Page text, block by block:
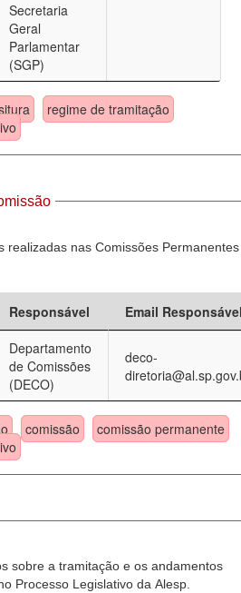
Secretaria
Geral
Parlamentar
(SGP)
regime de tramitação
realizadas nas Comissões
Responsável
Email
Departamento
de Comissões
(DECO)
deco-
comissão
comissão permanente
sobre a tramitação e os andamentos
Processo Legislativo da Alesp.